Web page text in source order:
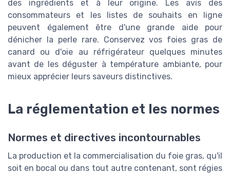
des ingrédients et à leur origine. Les avis des
consommateurs et les listes de souhaits en ligne
peuvent également être d'une grande aide pour
dénicher la perle rare. Conservez vos foies gras de
canard ou d'oie au réfrigérateur quelques minutes
avant de les déguster à température ambiante, pour
mieux apprécier leurs saveurs distinctives.
La réglementation et les normes
Normes et directives incontournables
La production et la commercialisation du foie gras, qu'il
soit en bocal ou dans tout autre contenant, sont régies